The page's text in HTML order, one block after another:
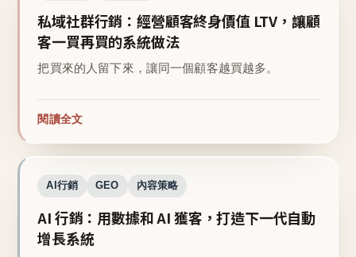
私域社群行銷：經營顧客終身價值 LTV，讓顧
客一買再買的系統做法
把買來的人留下來，讓同一個顧客越買越多。
閱讀全文
AI行銷 GEO 內容策略
AI 行銷：用數據和 AI 獲客，打造下一代自動
增長系統